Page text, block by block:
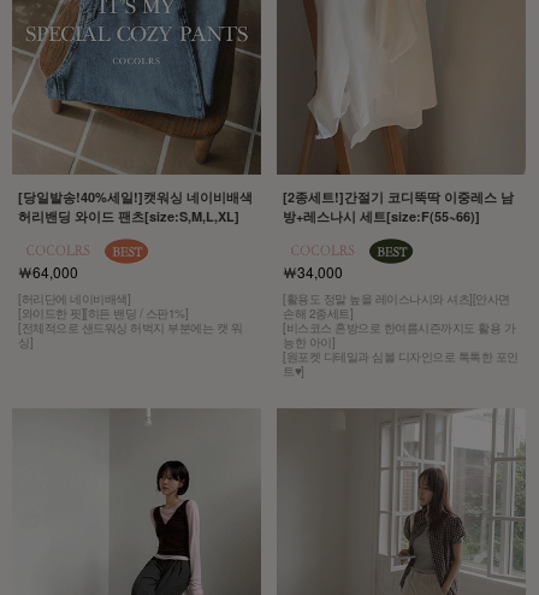
[당일발송!40%세일!]캣워싱 네이비배색
허리밴딩 와이드 팬츠[size:S,M,L,XL]
￦64,000
[허리단에 네이비배색]
[와이드한 핏][히든 밴딩 / 스판1%]
[전체적으로 샌드워싱 허벅지 부분에는 캣 워
싱]
[2종세트!]간절기 코디뚝딱 이중레스 남
방+레스나시 세트[size:F(55~66)]
￦34,000
[활용도 정말 높을 레이스나시와 셔츠][안사면
손해 2종세트]
[비스코스 혼방으로 한여름시즌까지도 활용 가
능한 아이]
[원포켓 디테일과 심볼 디자인으로 톡톡한 포인
트♥]